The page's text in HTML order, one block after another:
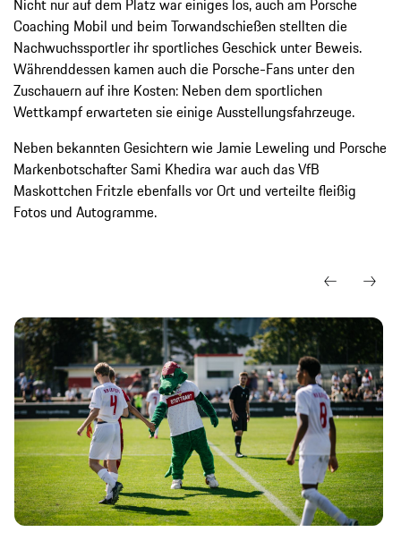
Coaching Mobil und beim Torwandschießen stellten die
Nachwuchssportler ihr sportliches Geschick unter Beweis.
Währenddessen kamen auch die Porsche-Fans unter den
Zuschauern auf ihre Kosten: Neben dem sportlichen
Wettkampf erwarteten sie einige Ausstellungsfahrzeuge.
Neben bekannten Gesichtern wie Jamie Leweling und Porsche
Markenbotschafter Sami Khedira war auch das VfB
Maskottchen Fritzle ebenfalls vor Ort und verteilte fleißig
Fotos und Autogramme.